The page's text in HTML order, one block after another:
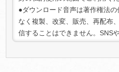
3. 注意事項:
キャンセル可能期間を過ぎた場
ウンロードした場合は、キャン
んのでご了承ください。
●ダウンロード音声は著作権法
なく複製、改変、販売、再配布
信することはできません。SNS
る行為は法律で禁じられており
ご利用は禁止させていただいて